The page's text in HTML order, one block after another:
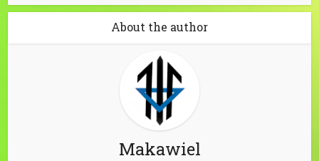
About the author
Makawiel